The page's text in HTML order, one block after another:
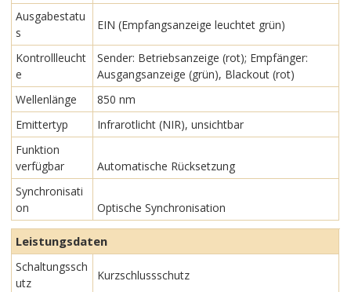
Ausgabestatu
s
EIN (Empfangsanzeige leuchtet grün)
Kontrollleucht
e
Sender: Betriebsanzeige (rot); Empfänger:
Ausgangsanzeige (grün), Blackout (rot)
Wellenlänge
850 nm
Emittertyp
Infrarotlicht (NIR), unsichtbar
Funktion
verfügbar
Automatische Rücksetzung
Synchronisati
on
Optische Synchronisation
Leistungsdaten
Schaltungssch
utz
Kurzschlussschutz